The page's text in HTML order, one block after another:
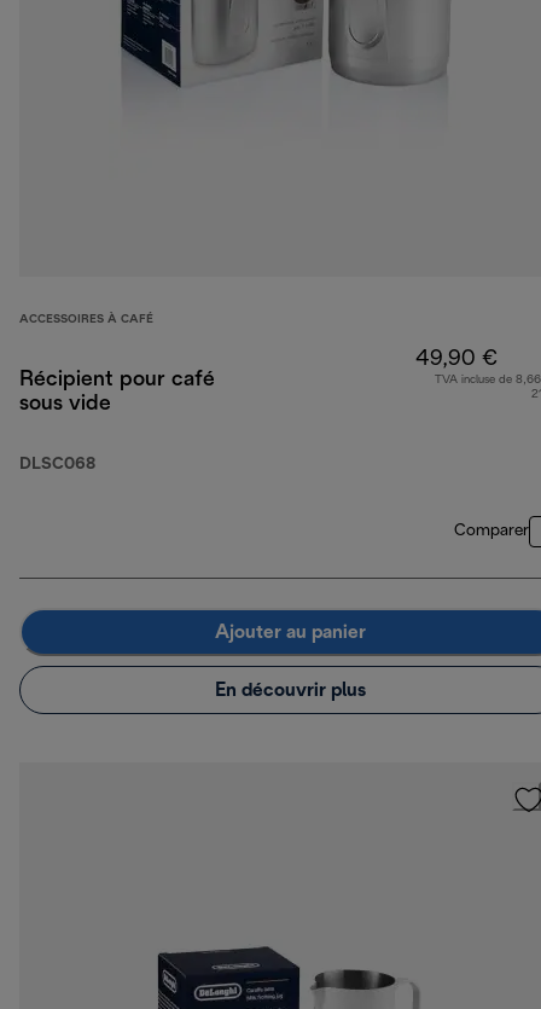
ACCESSOIRES À CAFÉ
Récipient pour café
sous vide
DLSC068
49,90 €
TVA incluse de
Comparer
Ajouter au panier
En découvrir plus